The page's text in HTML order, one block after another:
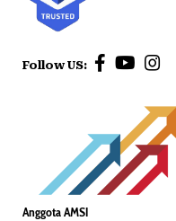
Follow US:
Anggota AMSI